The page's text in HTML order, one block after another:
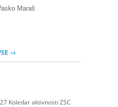
Maraš
→
Koledar aktivnosti ZSC